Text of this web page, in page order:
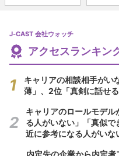
J-CAST 会社ウォッチ
アクセスランキン
キャリアの相談相手が
薄」、2位「真剣に話せ
キャリアのロールモデ
る人がいない」「真似
近に参考になる人がいな
内定先の企業から内定